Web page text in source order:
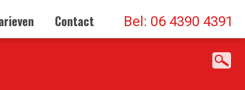
Contact Bel: 06 4390 4391